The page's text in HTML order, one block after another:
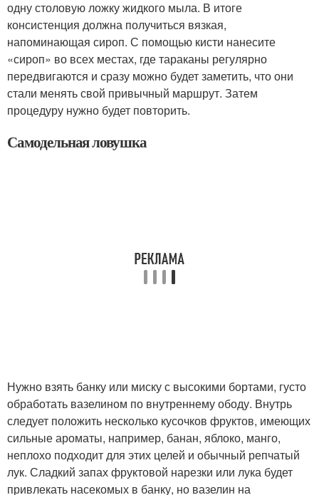
одну столовую ложку жидкого мыла. В итоге
консистенция должна получиться вязкая,
напоминающая сироп. С помощью кисти нанесите
«сироп» во всех местах, где тараканы регулярно
передвигаются и сразу можно будет заметить, что они
стали менять свой привычный маршрут. Затем
процедуру нужно будет повторить.
Самодельная ловушка
Нужно взять банку или миску с высокими бортами, густо
обработать вазелином по внутреннему ободу. Внутрь
следует положить несколько кусочков фруктов, имеющих
сильные ароматы, например, банан, яблоко, манго,
неплохо подходит для этих целей и обычный репчатый
лук. Сладкий запах фруктовой нарезки или лука будет
привлекать насекомых в банку, но вазелин на